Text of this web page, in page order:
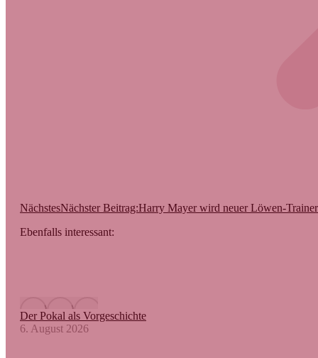
NächstesNächster Beitrag:Harry Mayer wird neuer Löwen-Trainer
Ebenfalls interessant:
Der Pokal als Vorgeschichte
6. August 2026